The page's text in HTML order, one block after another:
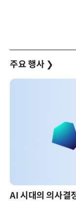
주요 행사 ❯
AI 핀옵스 실전 세